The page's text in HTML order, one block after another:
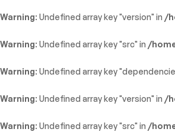
Warning: Undefined array key "version" in /
Warning: Undefined array key "src" in /
Warning: Undefined array key
Warning: Undefined array key "version" in /
Warning: Undefined array key "src" in /